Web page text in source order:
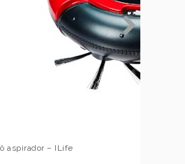
– Multilaser